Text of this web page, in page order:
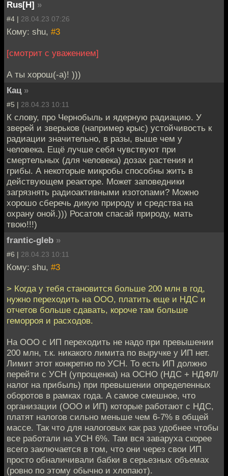
Rus[H] »
#4 | 28.04.23 07:26
Кому: shu, #3
[смотрит с уважением]
А ты хорош(-а)! )))
Кац »
#5 | 28.04.23 10:11
К слову, про Чернобыль и ядерную радиацию. У
зверей и зверьков (например крыс) устойчивость к
радиации значительно, в разы, выше чем у
человека. Ещё лучше себя чувствуют при
смертельных (для человека) дозах растения и
грибы. А некоторые микробы способны жить в
действующем реакторе. Может заповедники
загрязнять радиоактивными изотопами? Можно
хорошо сберечь дикую природу и средства на
охрану оной.))) Росатом спасай природу, мать
твою!!!)
frantic-gleb »
#6 | 28.04.23 10:11
Кому: shu, #3
> Когда у тебя становится больше 200 млн в год,
нужно переходить на ООО, платить еще и НДС и
отчетов больше сдавать, короче там больше
геморроя и расходов.
На ООО с ИП переходить не надо при превышении
200 млн, т.к. никакого лимита по выручке у ИП нет.
Лимит этот конкретно по УСН. То есть ИП должно
перейти с УСН (упрощенка) на ОСНО (НДС + НДФЛ/
налог на прибыль) при превышении определенных
оборотов в рамках года. А самое смешное, что
организации (ООО и ИП) которые работают с НДС,
платят налогов сильно меньше чем 6-7% в общей
массе. Так что для налоговых как раз удобнее чтобы
все работали на УСН 6%. Там вся заваруха скорее
всего заключается в том, что они через свои ИП
просто обналичивали бабки в серьезных объемах
(ровно по этому обычно и хлопают).